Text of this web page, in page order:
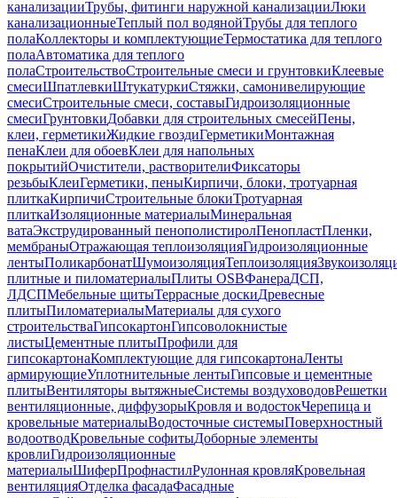
канализацииТрубы, фитинги наружной канализацииЛюки
канализационныеТеплый пол водянойТрубы для теплого
полаКоллекторы и комплектующиеТермостатика для теплого
полаАвтоматика для теплого
полаСтроительствоСтроительные смеси и грунтовкиКлеевые
смесиШпатлевкиШтукатуркиСтяжки, самонивелирующие
смесиСтроительные смеси, составыГидроизоляционные
смесиГрунтовкиДобавки для строительных смесейПены,
клеи, герметикиЖидкие гвоздиГерметикиМонтажная
пенаКлеи для обоевКлеи для напольных
покрытийОчистители, растворителиФиксаторы
резьбыКлеиГерметики, пеныКирпичи, блоки, тротуарная
плиткаКирпичиСтроительные блокиТротуарная
плиткаИзоляционные материалыМинеральная
ватаЭкструдированный пенополистиролПенопластПленки,
мембраныОтражающая теплоизоляцияГидроизоляционные
лентыПоликарбонатШумоизоляцияТеплоизоляция
плитные и пиломатериалыПлиты OSBФанераДСП,
ЛДСПМебельные щитыТеррасные доскиДревесные
плитыПиломатериалыМатериалы для сухого
строительстваГипсокартонГипсоволокнистые
листыЦементные плитыПрофили для
гипсокартонаКомплектующие для гипсокартонаЛенты
армирующиеУплотнительные лентыГипсовые и цементные
плитыВентиляторы вытяжныеСистемы воздуховодовРешетки
вентиляционные, диффузорыКровля и водостокЧерепица и
кровельные материалыВодосточные системыПоверхностный
водоотводКровельные софитыДоборные элементы
кровлиГидроизоляционные
материалыШиферПрофнастилРулонная кровляКровельная
вентиляцияОтделка фасадаФасадные